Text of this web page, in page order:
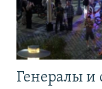
Генералы и